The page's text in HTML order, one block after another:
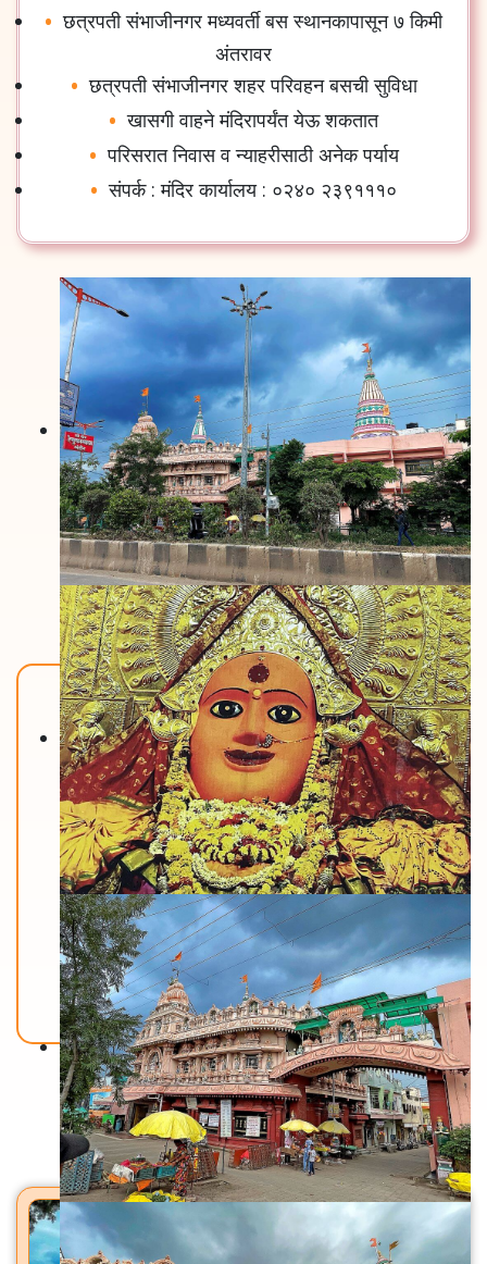
छत्रपती संभाजीनगर मध्यवर्ती बस स्थानकापासून ७ किमी
अंतरावर
छत्रपती संभाजीनगर शहर परिवहन बसची सुविधा
खासगी वाहने मंदिरापर्यंत येऊ शकतात
परिसरात निवास व न्याहरीसाठी अनेक पर्याय
संपर्क:मंदिर कार्यालय: ०२४० २३९१११०
Back To Home
मंदिरे